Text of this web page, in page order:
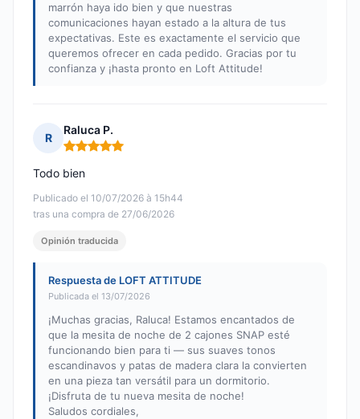
marrón haya ido bien y que nuestras
comunicaciones hayan estado a la altura de tus
expectativas. Este es exactamente el servicio que
queremos ofrecer en cada pedido. Gracias por tu
confianza y ¡hasta pronto en Loft Attitude!
R
Raluca P.
Nota: 5 de 5
Publicado el 10/07/2026 à 15h44
tras una compra de 27/06/2026
Todo bien
Opinión traducida
Respuesta de LOFT ATTITUDE
Publicada el 13/07/2026
¡Muchas gracias, Raluca! Estamos encantados de
que la mesita de noche de 2 cajones SNAP esté
funcionando bien para ti — sus suaves tonos
escandinavos y patas de madera clara la convierten
en una pieza tan versátil para un dormitorio.
¡Disfruta de tu nueva mesita de noche!
Saludos cordiales,